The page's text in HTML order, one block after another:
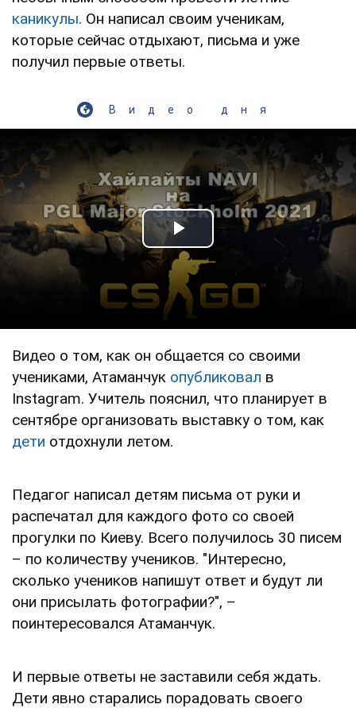
каникулы. Он написал своим ученикам,
которые сейчас отдыхают, письма и уже
получил первые ответы.
Видео дня
Play Video
Видео о том, как он общается со своими
учениками, Атаманчук опубликовал в
Instagram. Учитель пояснил, что планирует в
сентябре организовать выставку о том, как
дети отдохнули летом.
Педагог написал детям письма от руки и
распечатал для каждого фото со своей
прогулки по Киеву. Всего получилось 30 писем
– по количеству учеников. "Интересно,
сколько учеников напишут ответ и будут ли
они присылать фотографии?", –
поинтересовался Атаманчук.
И первые ответы не заставили себя ждать.
Дети явно старались порадовать своего